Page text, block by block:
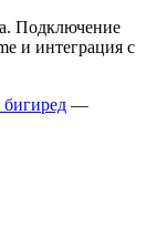
Подключение
и интеграция с
—